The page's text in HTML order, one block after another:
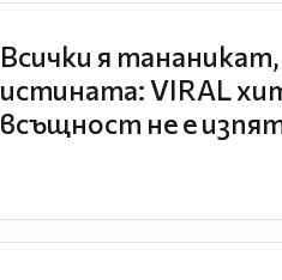
Всички я
истината: VIRAL
всъщност не е